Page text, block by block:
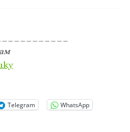
Telegram WhatsApp